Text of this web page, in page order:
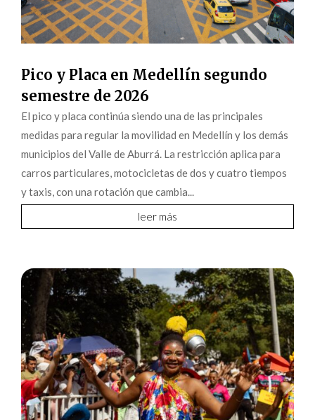
Pico y Placa en Medellín segundo
semestre de 2026
El pico y placa continúa siendo una de las principales
medidas para regular la movilidad en Medellín y los demás
municipios del Valle de Aburrá. La restricción aplica para
carros particulares, motocicletas de dos y cuatro tiempos
y taxis, con una rotación que cambia...
leer más